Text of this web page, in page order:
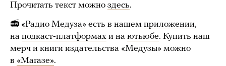
Прочитать текст можно здесь.
📻 «Радио Медуза» есть в нашем приложении,
на подкаст-платформах и на ютьюбе. Купить наш
мерч и книги издательства «Медузы» можно
в «Магазе».